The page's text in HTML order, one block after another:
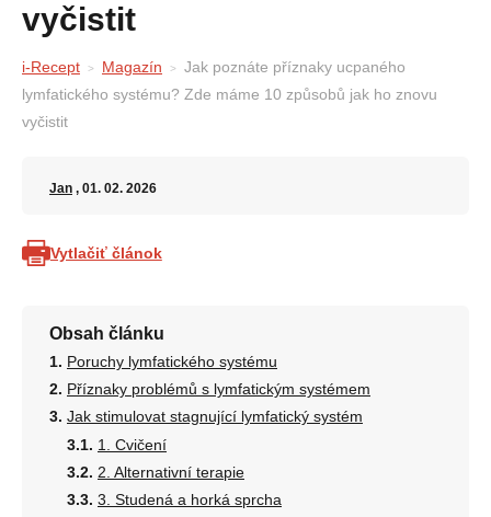
vyčistit
i-Recept Magazín
Jak poznáte příznaky ucpaného
lymfatického systému? Zde máme 10 způsobů jak ho znovu
vyčistit
Jan , 01. 02. 2026
Vytlačiť článok
Obsah článku
Poruchy lymfatického systému
Příznaky problémů s lymfatickým systémem
Jak stimulovat stagnující lymfatický systém
1. Cvičení
2. Alternativní terapie
3. Studená a horká sprcha